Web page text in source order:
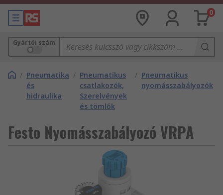
0
Gyártói szám
/ Pneumatika
és
hidraulika
/ Pneumatikus
csatlakozók,
Szerelvények
és tömlők
/ Pneumatikus
nyomásszabályozók
Festo Nyomásszabályozó VRPA